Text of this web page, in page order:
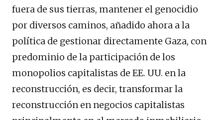
fuera de sus tierras, mantener el genocidio
por diversos caminos, añadido ahora a la
política de gestionar directamente Gaza, con
predominio de la participación de los
monopolios capitalistas de EE. UU. en la
reconstrucción, es decir, transformar la
reconstrucción en negocios capitalistas